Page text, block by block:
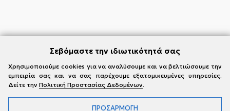
Visit InstagramVisit FacebookVisit Vimeo
Σεβόμαστε την ιδιωτικότητά σας
Χρησιμοποιούμε cookies για να αναλύσουμε και να βελτιώσουμε την
εμπειρία σας και να σας παρέχουμε εξατομικευμένες υπηρεσίες.
Δείτε την Πολιτική Προστασίας Δεδομένων.
ΠΡΟΣΑΡΜΟΓΗ